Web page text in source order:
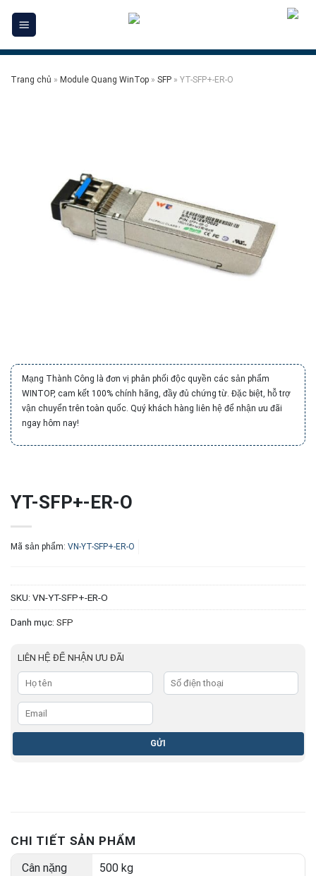
Skip
content
Trang chủ » Module Quang WinTop » SFP » YT-SFP+-ER-O
Mạng Thành Công là đơn vị phân phối độc quyền các sản phẩm
WINTOP, cam kết 100% chính hãng, đầy đủ chứng từ. Đặc biệt, hỗ trợ
vận chuyển trên toàn quốc. Quý khách hàng liên hệ để nhận ưu đãi
ngay hôm nay!
YT-SFP+-ER-O
Mã sản phẩm: VN-YT-SFP+-ER-O
SKU: VN-YT-SFP+-ER-O
Danh mục: SFP
LIÊN HỆ ĐỂ NHẬN ƯU ĐÃI
CHI TIẾT SẢN PHẨM
Cân nặng 500 kg